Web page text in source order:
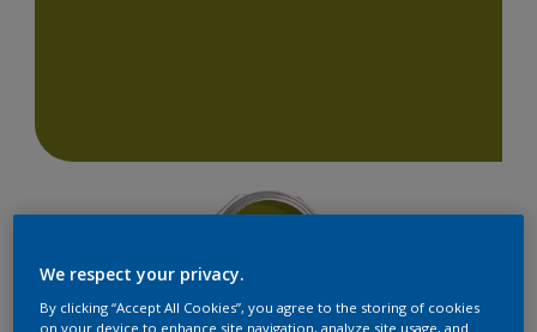
We respect your privacy.
By clicking “Accept All Cookies”, you agree to the storing of cookies
on your device to enhance site navigation, analyze site usage, and